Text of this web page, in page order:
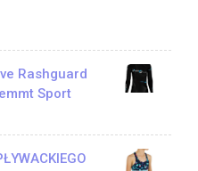
Rashguard
Sport